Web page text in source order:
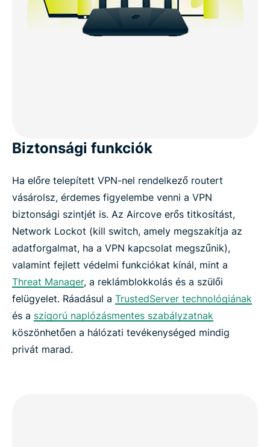
Biztonsági funkciók
Ha előre telepített VPN-nel rendelkező routert
vásárolsz, érdemes figyelembe venni a VPN
biztonsági szintjét is. Az Aircove erős titkosítást,
Network Lockot (kill switch, amely megszakítja az
adatforgalmat, ha a VPN kapcsolat megszűnik),
valamint fejlett védelmi funkciókat kínál, mint a
Threat Manager, a reklámblokkolás és a szülői
felügyelet. Ráadásul a TrustedServer technológiának
és a szigorú naplózásmentes szabályzatnak
köszönhetően a hálózati tevékenységed mindig
privát marad.